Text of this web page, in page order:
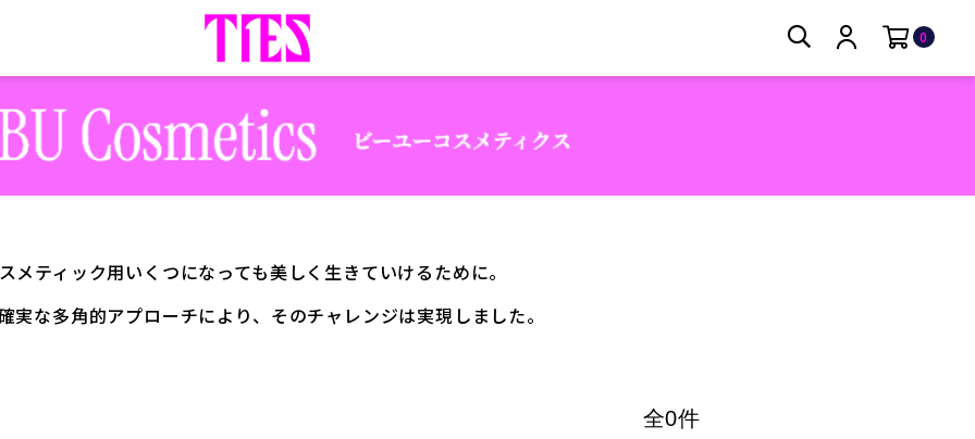
0
メティック用いくつになっても美しく生きていけるために。
実な多角的アプローチにより、 そのチャレンジは実現しました。
全0件